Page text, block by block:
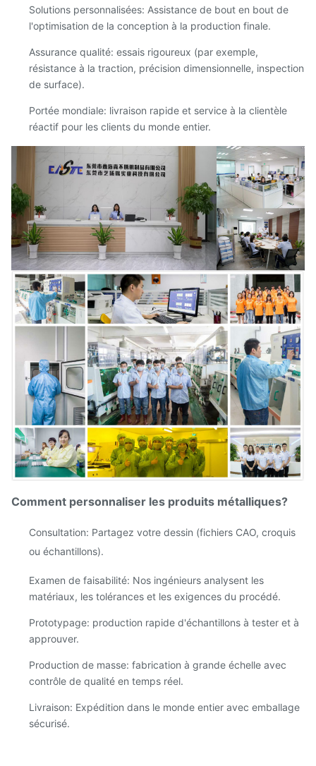
Solutions personnalisées: Assistance de bout en bout de
l'optimisation de la conception à la production finale.
Assurance qualité: essais rigoureux (par exemple,
résistance à la traction, précision dimensionnelle, inspection
de surface).
Portée mondiale: livraison rapide et service à la clientèle
réactif pour les clients du monde entier.
Comment personnaliser les produits métalliques?
Consultation: Partagez votre dessin (fichiers CAO, croquis
ou échantillons).
Examen de faisabilité: Nos ingénieurs analysent les
matériaux, les tolérances et les exigences du procédé.
Prototypage: production rapide d'échantillons à tester et à
approuver.
Production de masse: fabrication à grande échelle avec
contrôle de qualité en temps réel.
Livraison: Expédition dans le monde entier avec emballage
sécurisé.